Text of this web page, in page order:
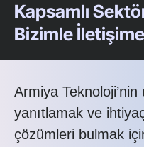
Kapsamlı
Bizimle
Armiya Teknoloji’nin
yanıtlamak ve
çözümleri bulmak